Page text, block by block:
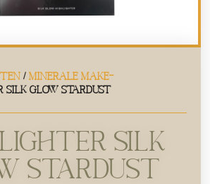
/MINERALE MAKE-
Silk Glow Stardust
Silk
Stardust